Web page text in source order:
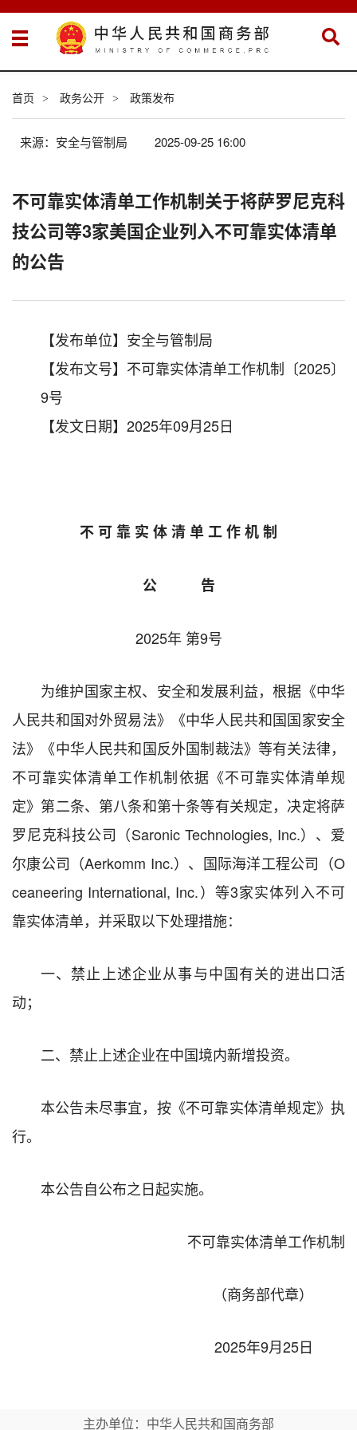
首页 > 政务公开 > 政策发布
来源：安全与管制局 2025-09-25 16:00
不可靠实体清单工作机制关于将萨罗尼克科
技公司等3家美国企业列入不可靠实体清单
的公告
【发布单位】安全与管制局
【发布文号】不可靠实体清单工作机制〔2025〕
9号
【发文日期】2025年09月25日
不 可 靠 实 体 清 单 工 作 机 制
公 告
2025年 第9号
为维护国家主权、安全和发展利益，根据《中华
人民共和国对外贸易法》《中华人民共和国国家安全
法》《中华人民共和国反外国制裁法》等有关法律，
不可靠实体清单工作机制依据《不可靠实体清单规
定》第二条、第八条和第十条等有关规定，决定将萨
罗尼克科技公司（Saronic Technologies, Inc.）、爱
尔康公司（Aerkomm Inc.）、国际海洋工程公司（O
ceaneering International, Inc.）等3家实体列入不可
靠实体清单，并采取以下处理措施：
一、禁止上述企业从事与中国有关的进出口活
动；
二、禁止上述企业在中国境内新增投资。
本公告未尽事宜，按《不可靠实体清单规定》执
行。
本公告自公布之日起实施。
不可靠实体清单工作机制
（商务部代章）
2025年9月25日
主办单位：中华人民共和国商务部